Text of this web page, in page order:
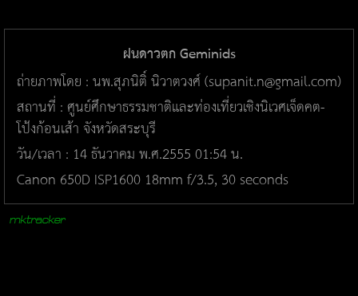
ฝนดาวตก Geminids
ถ่ายภาพโดย : นพ.สุภนิติ์ นิวาตวงศ์ (supanit.n@gmail.com)
สถานที่ : ศูนย์ศึกษาธรรมชาติและท่องเที่ยวเชิงนิเวศเจ็ดคต-
โป้งก้อนเส้า จังหวัดสระบุรี
วัน/เวลา : 14 ธันวาคม พ.ศ.2555 01:54 น.
Canon 650D ISP1600 18mm f/3.5, 30 seconds